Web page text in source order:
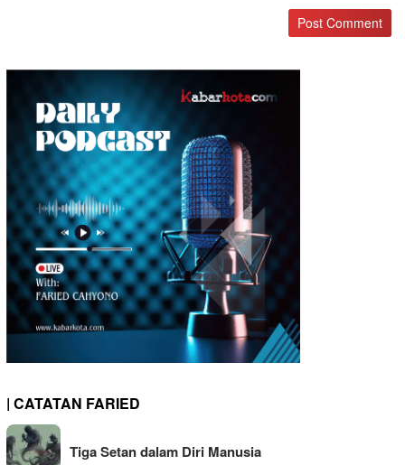
| CATATAN FARIED
Tiga Setan dalam Diri Manusia